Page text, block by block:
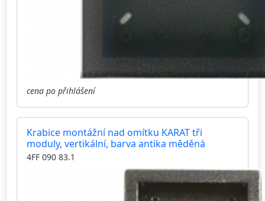
cena po přihlášení
Krabice montážní nad omítku KARAT tři
moduly, vertikální, barva antika měděná
4FF 090 83.1